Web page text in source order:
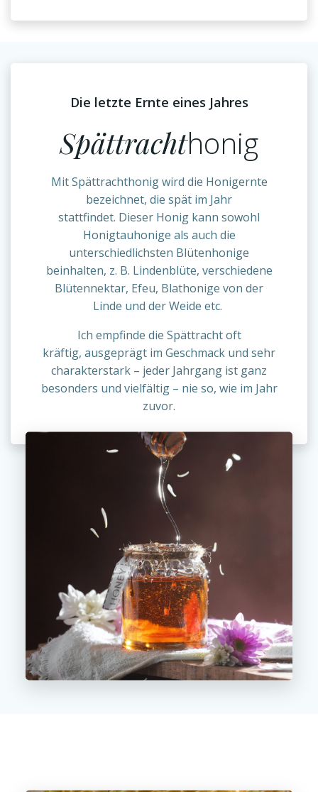
Die letzte Ernte eines Jahres
Spättrachthonig
Mit Spättrachthonig wird die Honigernte
bezeichnet, die spät im Jahr
stattfindet. Dieser Honig kann sowohl
Honigtauhonige als auch die
unterschiedlichsten Blütenhonige
beinhalten, z. B. Lindenblüte, verschiedene
Blütennektar, Efeu, Blathonige von der
Linde und der Weide etc.
Ich empfinde die Spättracht oft
kräftig, ausgeprägt im Geschmack und sehr
charakterstark – jeder Jahrgang ist ganz
besonders und vielfältig – nie so, wie im Jahr
zuvor.